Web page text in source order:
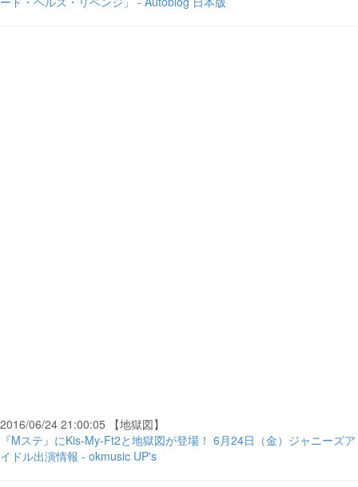
2016/06/24 21:00:05 【地獄図】
『Mステ』にKis-My-Ft2と地獄図が登場！ 6月24日（金）ジャニーズア
イドル出演情報 - okmusic UP's